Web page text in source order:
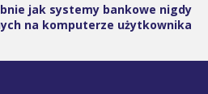
jak systemy bankowe nigdy
na komputerze użytkownika